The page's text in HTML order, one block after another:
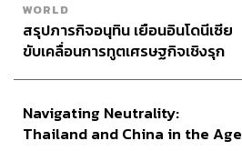
WORLD
สรุปภารกิจอนุทิน เยือนอินโดนีเซีย
ขับเคลื่อนการทูตเศรษฐกิจเชิงรุก
Navigating Neutrality:
Thailand and China in the Age